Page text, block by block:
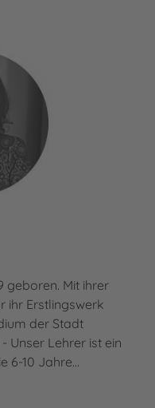
geboren. Mit ihrer
ihr Erstlingswerk
der Stadt
Unser Lehrer ist ein
6-10 Jahre…